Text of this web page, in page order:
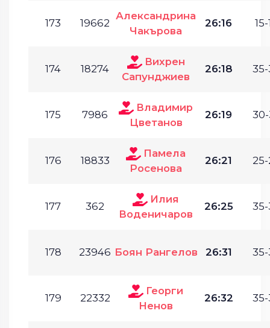
173 19662
Александрина
Чакърова
26:16 15-
174 18274
Вихрен
Сапунджиев
26:18 35-
175 7986
Владимир
Цветанов
26:19 30-
176 18833
Памела
Росенова
26:21 25-
177 362
Илия
Воденичаров
26:25 35-
178 23946 Боян Рангелов 26:31 35-
179 22332
Георги
Ненов
26:32 35-